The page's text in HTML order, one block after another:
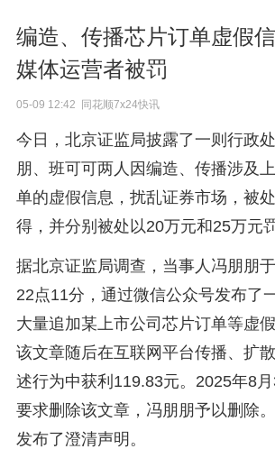
编造、传播芯片订单虚假
媒体运营者被罚
05-09 12:42 同花顺7x24快讯
今日，北京证监局披露了一则行政
朋、班可可两人因编造、传播涉及
单的虚假信息，扰乱证券市场，被
得，并分别被处以20万元和25万元罚
据北京证监局调查，当事人冯朋朋
22点11分，通过微信公众号发布了
大量追加某上市公司芯片订单等虚
该文章随后在互联网平台传播、扩
述行为中获利119.83元。2025年8
要求删除该文章，冯朋朋予以删除
发布了澄清声明。